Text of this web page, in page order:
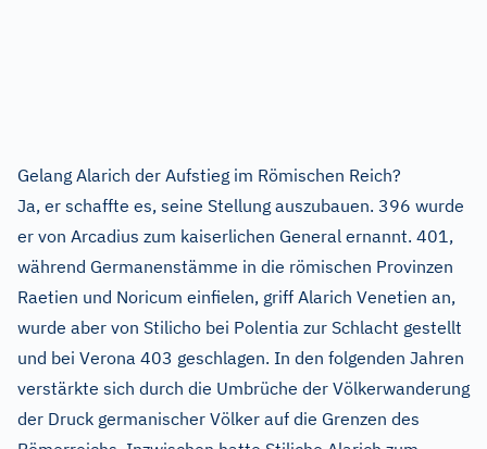
Gelang Alarich der Aufstieg im Römischen Reich?
Ja, er schaffte es, seine Stellung auszubauen. 396 wurde
er von Arcadius zum kaiserlichen General ernannt. 401,
während Germanenstämme in die römischen Provinzen
Raetien und Noricum einfielen, griff Alarich Venetien an,
wurde aber von Stilicho bei Polentia zur Schlacht gestellt
und bei Verona 403 geschlagen. In den folgenden Jahren
verstärkte sich durch die Umbrüche der Völkerwanderung
der Druck germanischer Völker auf die Grenzen des